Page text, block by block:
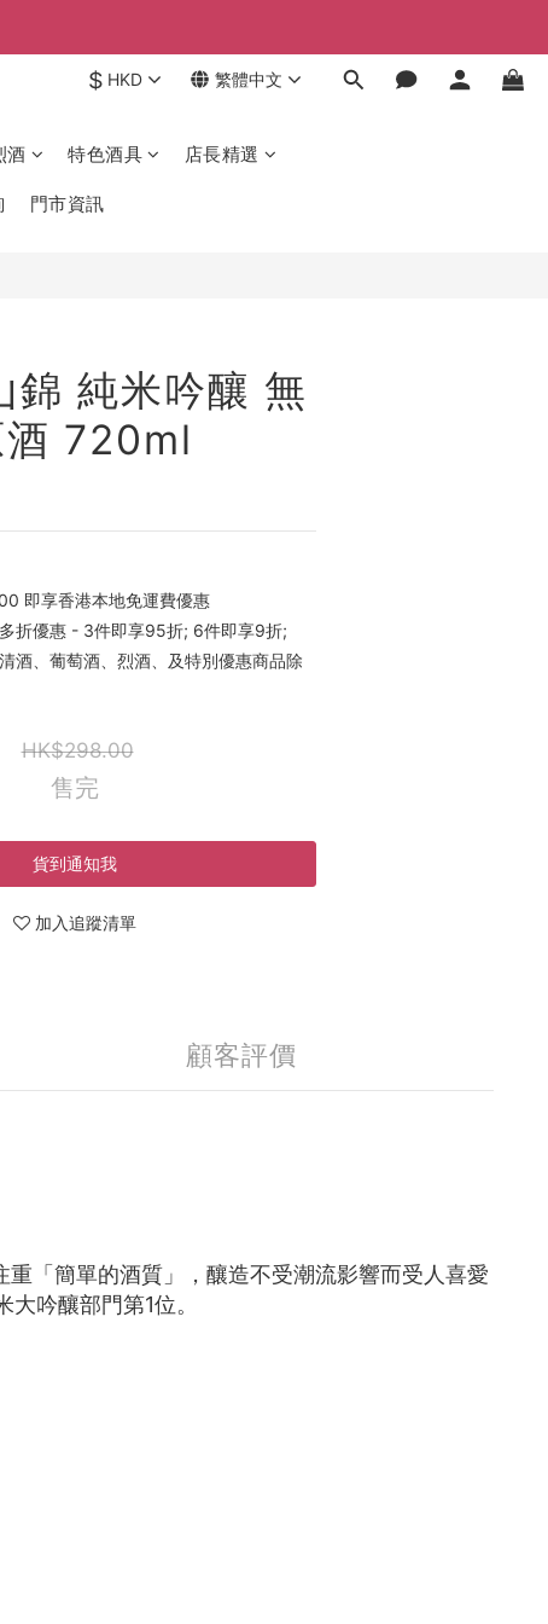
$ HKD 繁體中文
酒 特色酒具 店長精選
門市資訊
錦 純米吟釀 無
720ml
即享香港本地免運費優惠
折優惠 - 3件即享95折; 6件即享9折;
酒、葡萄酒、烈酒、及特別優惠商品除
HK$298.00
售完
貨到通知我
加入追蹤清單
顧客評價
「簡單的酒質」，釀造不受潮流影響而受人喜愛
吟釀部門第1位。